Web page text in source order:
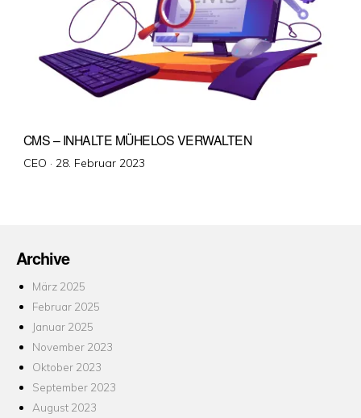
CMS – INHALTE MÜHELOS VERWALTEN
CEO · Veröffentlicht
28. Februar 2023
Archive
März 2025
Februar 2025
Januar 2025
November 2023
Oktober 2023
September 2023
August 2023